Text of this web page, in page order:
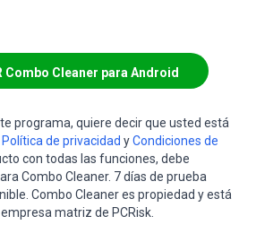
Combo Cleaner para Android
programa, quiere decir que usted está
Política de privacidad yCondiciones de
con todas las funciones, debe
Combo Cleaner. 7 días de prueba
Combo Cleaner es propiedad y está
empresa matriz de PCRisk.